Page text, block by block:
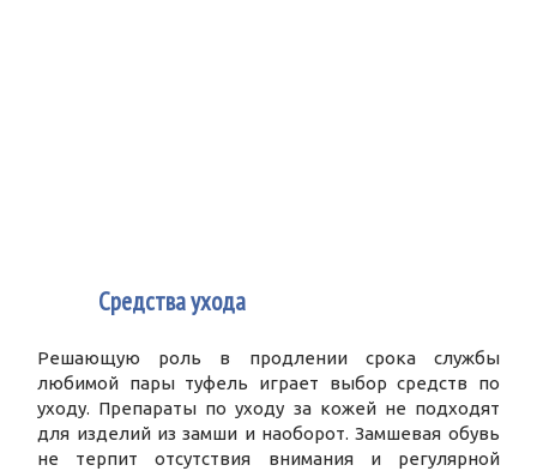
Средства ухода
Решающую роль в продлении срока службы
любимой пары туфель играет выбор средств по
уходу. Препараты по уходу за кожей не подходят
для изделий из замши и наоборот. Замшевая обувь
не терпит отсутствия внимания и регулярной